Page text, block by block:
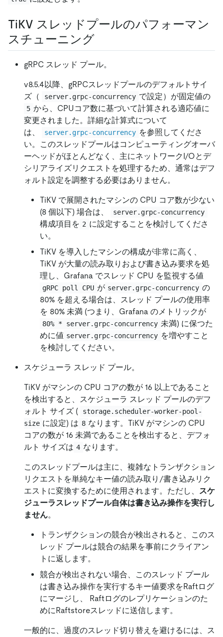
TiKV スレッドプールのパフォーマン
スチューニング
gRPC スレッド プール。
v8.5.4以降、gRPCスレッドプールのデフォルトサイ
ズ（
server.grpc-concurrency で設定）が固定値の
5 から、CPUコア数に基づいて計算される適応値に
変更されました。詳細な計算式について
は、
server.grpc-concurrency を参照してくださ
い。このスレッドプールはコンピューティングオーバ
ーヘッドがほとんどなく、主にネットワークI/Oとデ
シリアライズリクエストを処理するため、通常はデフ
ォルト設定を調整する必要はありません。
TiKV で展開されたマシンの CPU コア数が少ない
(8 個以下) 場合は、
server.grpc-concurrency
構成項目を 2 に設定することを検討してくださ
い。
TiKV を導入したマシンの構成が非常に高く、
TiKV が大量の読み取りおよび書き込み要求を処
理し、Grafana でスレッド CPU を監視する値
gRPC poll CPU が server.grpc-concurrency の
80% を超える場合は、スレッド プールの使用率
を 80% 未満 (つまり、Grafana のメトリックが
80% * server.grpc-concurrency 未満) に保つた
めに値 server.grpc-concurrency を増やすこと
を検討してください。
スケジューラ スレッド プール。
TiKV がマシンの CPU コアの数が 16 以上であること
を検出すると、スケジューラ スレッド プールのデフ
ォルト サイズ (
storage.scheduler-worker-pool-
size に設定) は 8 なります。TiKV がマシンの CPU
コアの数が 16 未満であることを検出すると、デフォ
ルト サイズは 4 なります。
このスレッドプールは主に、複雑なトランザクション
リクエストを単純なキー値の読み取り/書き込みリク
エストに変換するために使用されます。ただし、 スケ
ジューラスレッドプール自体は書き込み操作を実行し
ません。
トランザクションの競合が検出されると、このス
レッド プールは競合の結果を事前にクライアン
トに返します。
競合が検出されない場合、このスレッド プール
は書き込み操作を実行するキー値要求をRaftログ
にマージし、 Raftログのレプリケーションのた
めにRaftstoreスレッドに送信します。
一般的に、過度のスレッド切り替えを避けるには、ス